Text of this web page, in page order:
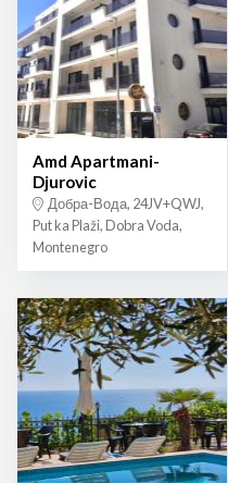
Amd Apartmani-
Djurovic
Добра-Вода, 24JV+QWJ,
Put ka Plaži, Dobra Voda,
Montenegro